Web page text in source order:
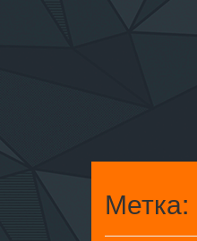
Метка: